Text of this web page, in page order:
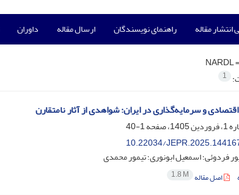
مقاله راهنمای نویسندگان ارسال مقاله داوران
NARDL
1
اقتصادی و سرمایه‌گذاری در ایران: شواهدی از آثار نامتقارن
1-40
10.22034/
فردوئی؛ اسمعیل ابونوری؛ تیمور محمدی
اصل مقاله 1.8 M